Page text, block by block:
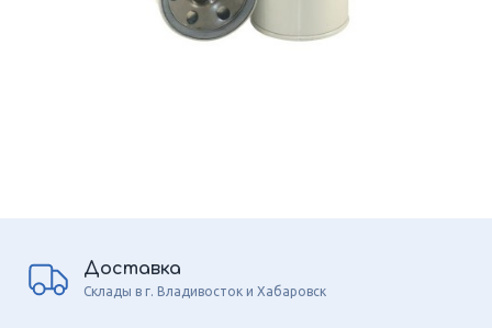
Доставка
Склады в г. Владивосток и Хабаровск